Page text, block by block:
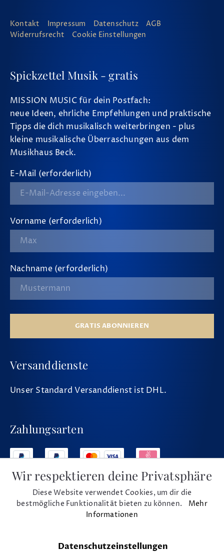
Kontakt Impressum Datenschutz
AGB
Widerrufsrecht
Cookie Einstellungen
Spickzettel Musik - gratis
MISSION MUSIC für dein Postfach:
neue Ideen, ehrliche Empfehlungen und praktische
Tipps die dich musikalisch weiterbringen - plus
kleine musikalische Überraschungen aus dem
Musikhaus Beck.
E-Mail (erforderlich)
Vorname (erforderlich)
Nachname (erforderlich)
GRATIS ABONNIEREN
Versanddienste
Unser Standard Versanddienst ist DHL.
Zahlungsarten
Social Media
Wir respektieren deine Privatsphäre
Diese Website verwendet Cookies, um dir die
bestmögliche Funktionalität bieten zu können. Mehr
Informationen
Datenschutzeinstellungen